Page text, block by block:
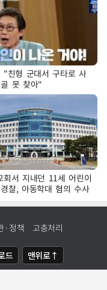
"친형 군대서 구타로 사
못 찾아"
회서 지내던 11세 어린이
찰, 아동학대 혐의 수사
·정책 고충처리
드 맨위로↑